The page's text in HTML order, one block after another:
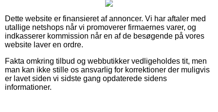
Dette website er finansieret af annoncer. Vi har aftaler med
utallige netshops når vi promoverer firmaernes varer, og
indkasserer kommission når en af de besøgende på vores
website laver en ordre.
Fakta omkring tilbud og webbutikker vedligeholdes tit, men
man kan ikke stille os ansvarlig for korrektioner der muligvis
er lavet siden vi sidste gang opdaterede sidens
informationer.